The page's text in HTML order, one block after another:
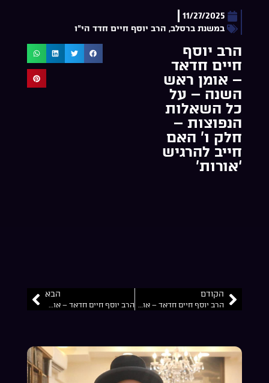
11/27/2025
במשנת ברסלב, הרב יוסף חיים חדד הי"ו
הרב יוסף
חיים חדאד
– אומן ראש
השנה – על
כל השאלות
הנפוצות –
חלק ו’ האם
חייב להרגיש
‘אורות’
הקודם
הרב יוסף חיים חדאד – אומן ראש השנה – על כל השאלות הנפוצות – חלק ד’ – איפה גדולי ישראל בענין זה
הבא
הרב יוסף חיים חדאד – אומן ראש השנה – על כל השאלות הנפוצות – חלק א’ – הראש השנה שלי עולה על הכל למה